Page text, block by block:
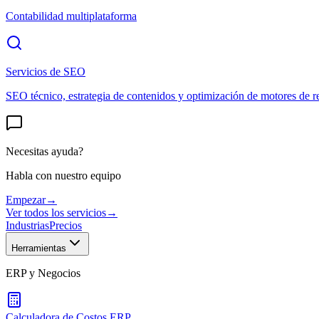
Contabilidad multiplataforma
Servicios de SEO
SEO técnico, estrategia de contenidos y optimización de motores de
Necesitas ayuda?
Habla con nuestro equipo
Empezar→
Ver todos los servicios→
IndustriasPrecios
Herramientas
ERP y Negocios